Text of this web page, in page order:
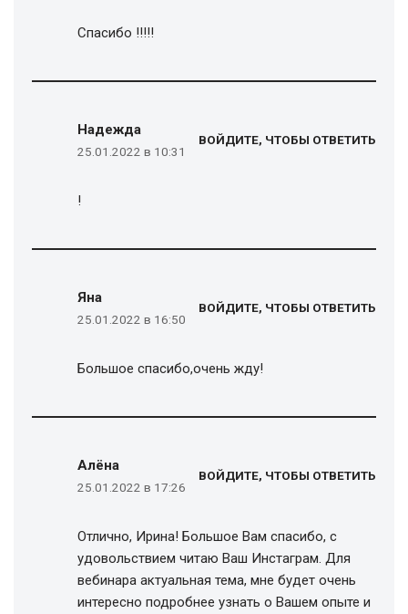
Спасибо !!!!!
Надежда
25.01.2022 в 10:31
ВОЙДИТЕ, ЧТОБЫ ОТВЕТИТЬ
!
Яна
25.01.2022 в 16:50
ВОЙДИТЕ, ЧТОБЫ ОТВЕТИТЬ
Большое спасибо,очень жду!
Алёна
25.01.2022 в 17:26
ВОЙДИТЕ, ЧТОБЫ ОТВЕТИТЬ
Отлично, Ирина! Большое Вам спасибо, с
удовольствием читаю Ваш Инстаграм. Для
вебинара актуальная тема, мне будет очень
интересно подробнее узнать о Вашем опыте и